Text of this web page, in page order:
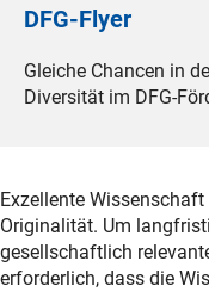
DFG-Flyer
Gleiche Chancen in
Diversität im DFG-
Exzellente
Originalität. Um
gesellschaftlich
erforderlich, dass die